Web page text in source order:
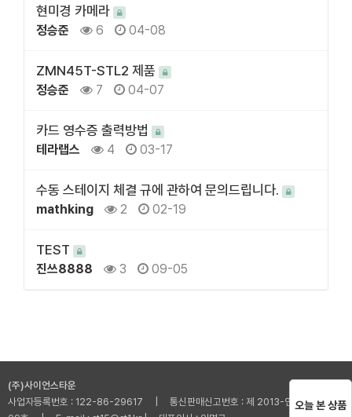
현미경 카메라
정승준 6 04-08
ZMN45T-STL2 제품
정승준 7 04-07
카드 영수증 출력방법
테라랩스 4 03-17
수동 스테이지 체결 규에 관하여 문의드립니다.
mathking 2 02-19
TEST
진쓰8888 3 09-05
(주)사이언스타운
사업자등록번호 : 122-86-29617 | 통신판매신고번호 : 제 2013-인천부평-001
오늘 본 상품